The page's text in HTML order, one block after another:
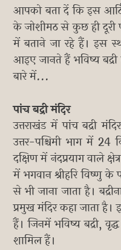
आपको बता दें कि इस
के जोशीमठ से कुछ ही दूरी
में बताने जा रहे हैं। इस
आइए जानते हैं भविष्य
बारे में...
पांच बद्री मंदिर
उत्तराखंड में पांच बद्री
उत्तर-पश्चिमी भाग में
दक्षिण में नंदप्रयाग वाले
में भगवान श्रीहरि विष्णु के
से भी जाना जाता है।
प्रमुख मंदिर कहा जाता है।
हैं। जिनमें भविष्य बद्री,
शामिल हैं।